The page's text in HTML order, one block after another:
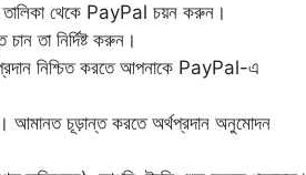
তালিকা থেকে PayPal চয়ন করুন।
তা নির্দিষ্ট করুন।
নিশ্চিত করতে আপনাকে PayPal-এ
আমানত চূড়ান্ত করতে অর্থপ্রদান অনুমোদন